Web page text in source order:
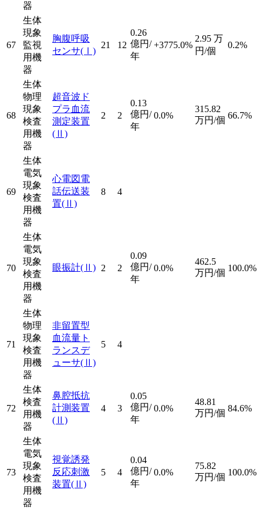
器
67
生体
現象
監視
用機
器
胸腹呼吸
センサ(Ⅰ)
21 12
0.26
億円/
年
+3775.0%
2.95 万
円/個
0.2%
68
生体
物理
現象
検査
用機
器
超音波ド
プラ血流
測定装置
(Ⅱ)
2 2
0.13
億円/
年
0.0%
315.82
万円/個 66.7%
69
生体
電気
現象
検査
用機
器
心電図電
話伝送装
置(Ⅱ)
8 4
70
生体
電気
現象
検査
用機
器
眼振計(Ⅱ) 2 2
0.09
億円/
年
0.0%
462.5
万円/個 100.0%
71
生体
物理
現象
検査
用機
器
非留置型
血流量ト
ランスデ
ューサ(Ⅱ)
5 4
72
生体
検査
用機
器
鼻腔抵抗
計測装置
(Ⅱ)
4 3
0.05
億円/
年
0.0%
48.81
万円/個 84.6%
73
生体
電気
現象
検査
用機
器
視覚誘発
反応刺激
装置(Ⅱ)
5 4
0.04
億円/
年
0.0%
75.82
万円/個 100.0%